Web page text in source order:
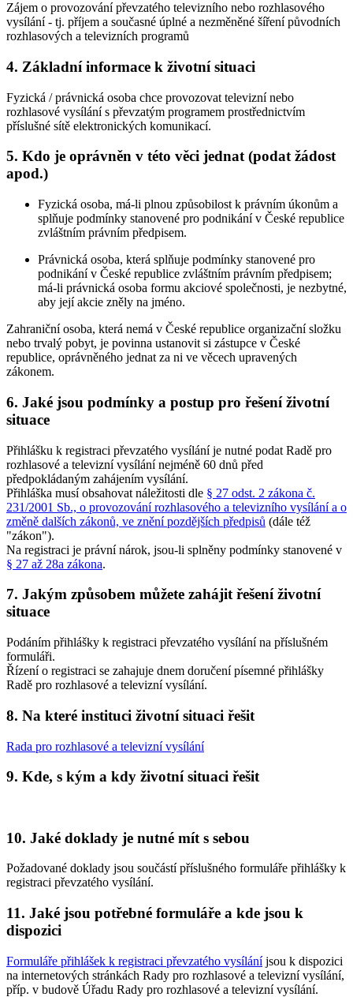
Zájem o provozování převzatého televizního nebo rozhlasového
vysílání - tj. příjem a současné úplné a nezměněné šíření původních
rozhlasových a televizních programů
4. Základní informace k životní situaci
Fyzická / právnická osoba chce provozovat televizní nebo
rozhlasové vysílání s převzatým programem prostřednictvím
příslušné sítě elektronických komunikací.
5. Kdo je oprávněn v této věci jednat (podat žádost
apod.)
Fyzická osoba, má-li plnou způsobilost k právním úkonům a
splňuje podmínky stanovené pro podnikání v České republice
zvláštním právním předpisem.
Právnická osoba, která splňuje podmínky stanovené pro
podnikání v České republice zvláštním právním předpisem;
má-li právnická osoba formu akciové společnosti, je nezbytné,
aby její akcie zněly na jméno.
Zahraniční osoba, která nemá v České republice organizační složku
nebo trvalý pobyt, je povinna ustanovit si zástupce v České
republice, oprávněného jednat za ni ve věcech upravených
zákonem.
6. Jaké jsou podmínky a postup pro řešení životní
situace
Přihlášku k registraci převzatého vysílání je nutné podat Radě pro
rozhlasové a televizní vysílání nejméně 60 dnů před
předpokládaným zahájením vysílání.
Přihláška musí obsahovat náležitosti dle § 27 odst. 2 zákona č.
231/2001 Sb., o provozování rozhlasového a televizního vysílání a o
změně dalších zákonů, ve znění pozdějších předpisů (dále též
"zákon").
Na registraci je právní nárok, jsou-li splněny podmínky stanovené v
§ 27 až 28a zákona.
7. Jakým způsobem můžete zahájit řešení životní
situace
Podáním přihlášky k registraci převzatého vysílání na příslušném
formuláři.
Řízení o registraci se zahajuje dnem doručení písemné přihlášky
Radě pro rozhlasové a televizní vysílání.
8. Na které instituci životní situaci řešit
Rada pro rozhlasové a televizní vysílání
9. Kde, s kým a kdy životní situaci řešit
10. Jaké doklady je nutné mít s sebou
Požadované doklady jsou součástí příslušného formuláře přihlášky k
registraci převzatého vysílání.
11. Jaké jsou potřebné formuláře a kde jsou k
dispozici
Formuláře přihlášek k registraci převzatého vysíláníjsou k dispozici
na internetových stránkách Rady pro rozhlasové a televizní vysílání,
příp. v budově Úřadu Rady pro rozhlasové a televizní vysílání.